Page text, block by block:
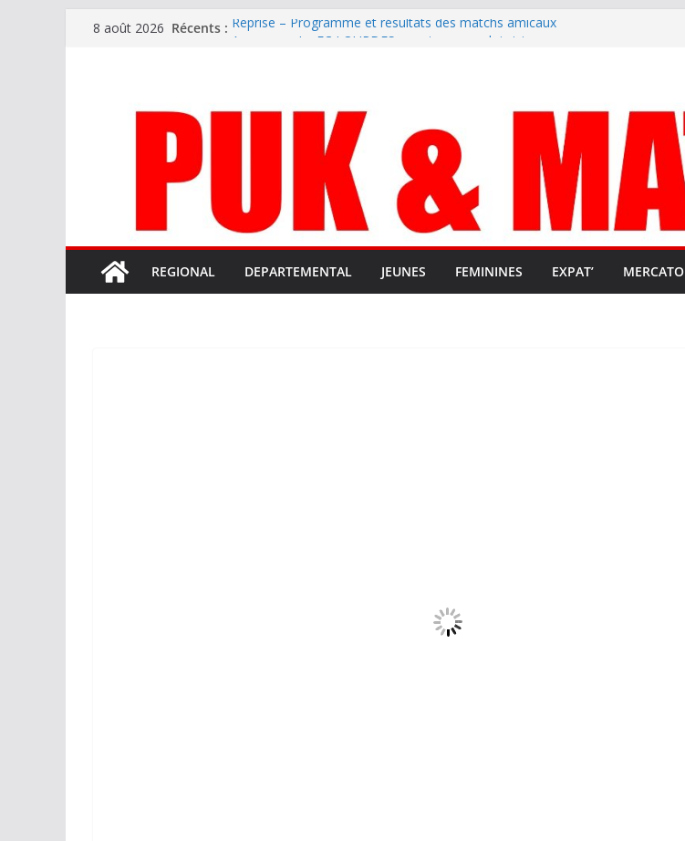
Passer8 août 2026 Récents : Reprise – Programme et résultats des matchs amicaux
terrain d’expression au HOFC
REGIONAL DEPARTEMENTAL JEUNES FEMININES EXPAT’ MERCATO